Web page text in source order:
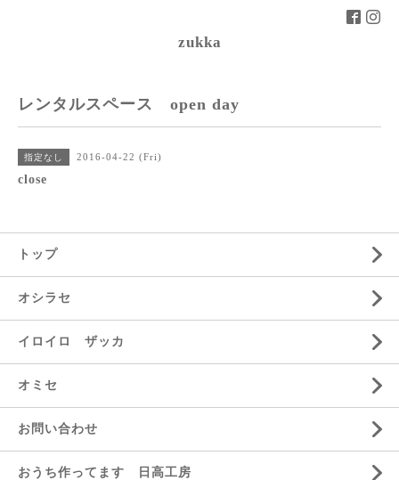
zukka
レンタルスペース open day
指定なし 2016-04-22 (Fri)
close
トップ
オシラセ
イロイロ ザッカ
オミセ
お問い合わせ
おうち作ってます 日高工房